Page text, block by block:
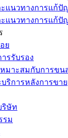
แนวทางการแก้ปั
แนวทางการแก้ปั
ย
รรับรอง
มาะสมกับการขน
ริการหลังการขาย
ริษัท
รม